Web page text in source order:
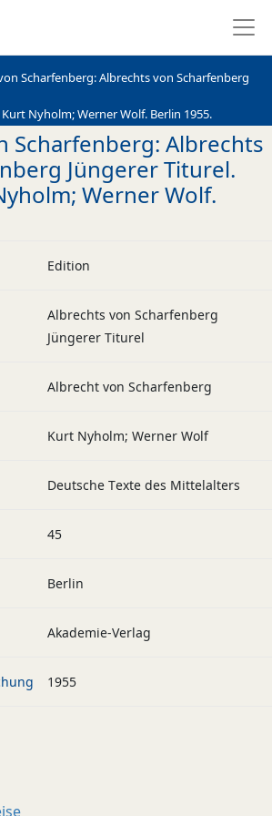
Scharfenberg: Albrechts von Scharfenberg
Nyholm; Werner Wolf. Berlin 1955.
Scharfenberg: Albrechts
Jüngerer Titurel.
Werner Wolf.
Edition
Albrechts von Scharfenberg
Jüngerer Titurel
Albrecht von Scharfenberg
Kurt Nyholm; Werner Wolf
Deutsche Texte des Mittelalters
45
Berlin
Akademie-Verlag
1955